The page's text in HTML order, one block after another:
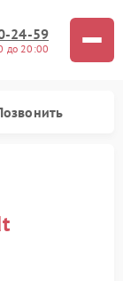
24-59
до 20:00